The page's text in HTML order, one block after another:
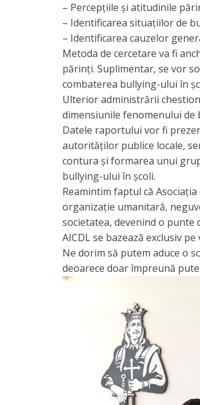
– Percepțiile și atitudinile
– Identificarea situaţiilor de
– Identificarea cauzelor
Metoda de cercetare va fi
părinți. Suplimentar, se vor
combaterea bullying-ului în
Ulterior administrării
dimensiunile fenomenului
Datele raportului vor fi
autorităților publice locale,
contura și formarea unui
bullying-ului în școli.
Reamintim faptul că
organizație umanitară,
societatea, devenind o punte
AICDL se bazează exclusiv
Ne dorim să putem aduce o
deoarece doar împreună